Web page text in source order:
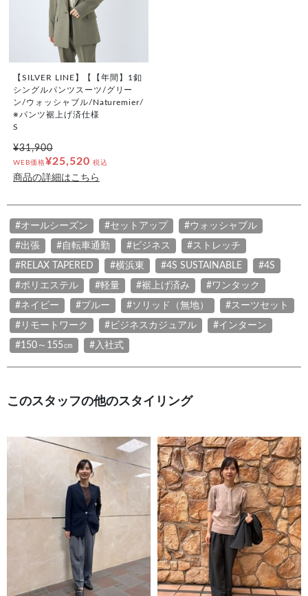
【SILVER LINE】【【年間】1釦
シングルパンツスーツ/グリー
ン/ウォッシャブル/Naturemier/
※パンツ裾上げ済仕様
S
¥31,900
WEB価格¥25,520 税込
商品の詳細はこちら
#オールシーズン #セットアップ #ウォッシャブル
#出張 #自転車通勤 #ビジネス #ストレッチ
#RELAX TAPERED #横浜東 #4S SUSTAINABLE #4S
#ポリエステル #軽量 #裾上げ済み #ワンタック
#ネイビー #ブルー #ソリッド（無地） #スーツセット
#リモートワーク #ビジネスカジュアル #インターン
#150～155㎝ #入社式
このスタッフの他のスタイリング